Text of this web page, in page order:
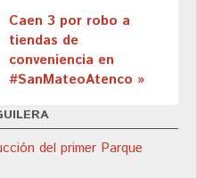
Caen 3 por robo a
tiendas de
conveniencia en
#SanMateoAtenco »
del primer Parque